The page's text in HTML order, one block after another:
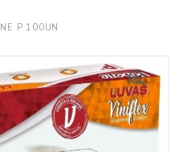
P 100UN